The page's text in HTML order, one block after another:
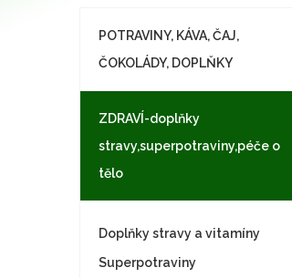
POTRAVINY, KÁVA, ČAJ,
ČOKOLÁDY, DOPLŇKY
ZDRAVÍ-doplňky
stravy,superpotraviny,péče o
tělo
Doplňky stravy a vitamíny
Superpotraviny